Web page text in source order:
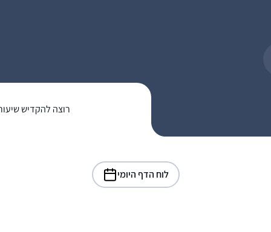
רוצה להקדיש
לוח הדף היומי